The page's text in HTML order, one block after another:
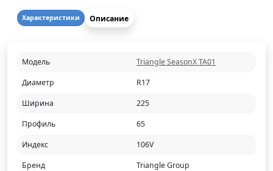
Характеристики Описание
Модель
Triangle SeasonX TA01
Диаметр
R17
Ширина
225
Профиль
65
Индекс
106V
Бренд
Triangle Group